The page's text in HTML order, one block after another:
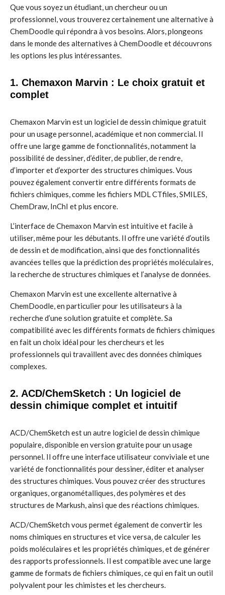
Que vous soyez un étudiant, un chercheur ou un
professionnel, vous trouverez certainement une alternative à
ChemDoodle qui répondra à vos besoins. Alors, plongeons
dans le monde des alternatives à ChemDoodle et découvrons
les options les plus intéressantes.
1. Chemaxon Marvin : Le choix gratuit et
complet
Chemaxon Marvin est un logiciel de dessin chimique gratuit
pour un usage personnel, académique et non commercial. Il
offre une large gamme de fonctionnalités, notamment la
possibilité de dessiner, d’éditer, de publier, de rendre,
d’importer et d’exporter des structures chimiques. Vous
pouvez également convertir entre différents formats de
fichiers chimiques, comme les fichiers MDL CTfiles, SMILES,
ChemDraw, InChI et plus encore.
L’interface de Chemaxon Marvin est intuitive et facile à
utiliser, même pour les débutants. Il offre une variété d’outils
de dessin et de modification, ainsi que des fonctionnalités
avancées telles que la prédiction des propriétés moléculaires,
la recherche de structures chimiques et l’analyse de données.
Chemaxon Marvin est une excellente alternative à
ChemDoodle, en particulier pour les utilisateurs à la
recherche d’une solution gratuite et complète. Sa
compatibilité avec les différents formats de fichiers chimiques
en fait un choix idéal pour les chercheurs et les
professionnels qui travaillent avec des données chimiques
complexes.
2. ACD/ChemSketch : Un logiciel de
dessin chimique complet et intuitif
ACD/ChemSketch est un autre logiciel de dessin chimique
populaire, disponible en version gratuite pour un usage
personnel. Il offre une interface utilisateur conviviale et une
variété de fonctionnalités pour dessiner, éditer et analyser
des structures chimiques. Vous pouvez créer des structures
organiques, organométalliques, des polymères et des
structures de Markush, ainsi que des réactions chimiques.
ACD/ChemSketch vous permet également de convertir les
noms chimiques en structures et vice versa, de calculer les
poids moléculaires et les propriétés chimiques, et de générer
des rapports professionnels. Il est compatible avec une large
gamme de formats de fichiers chimiques, ce qui en fait un outil
polyvalent pour les chimistes et les chercheurs.